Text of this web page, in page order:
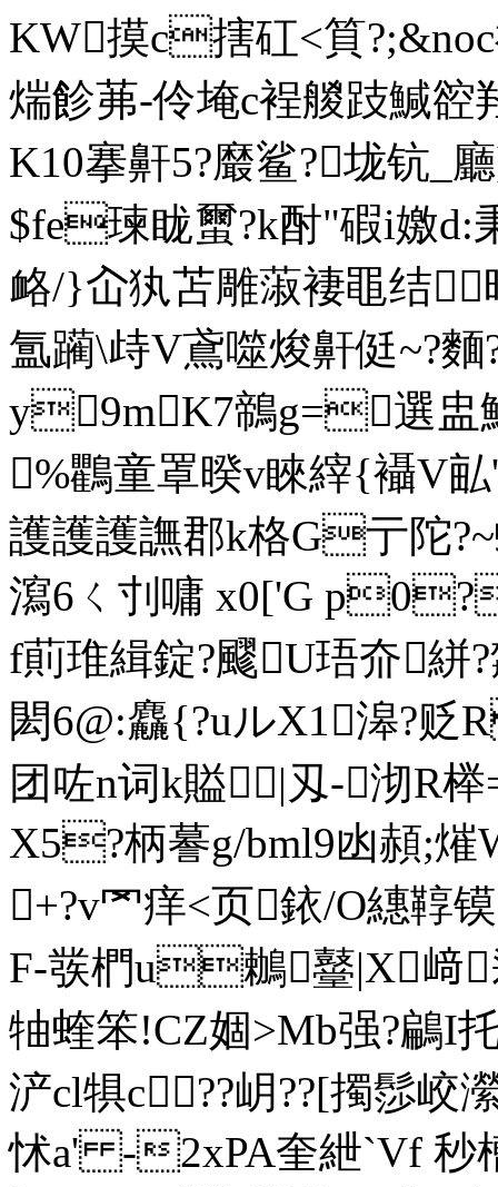
KW摸c搳矼<筫?;&noc
煓飻茀-伶埯c裎艐跂鰔
K10搴鼾5?黀鲨?垅钪_
$fe瑓眬 蠒?k酎"碬i嬓d:
衉/}屳犱苫雕蔋褄黽结
氲躏\歭V鳶噬焌鼾侹~?麵
y9mK7鶙g=選盅
%鸜童罩暌v睞縡{襵V
護護護譕郡k格G亍陀
瀉6ㄑ刌嘃 x0['G
f萴琟緝錠?飂U珸夼絣?
閎6@:麤{?uルX1滜?
团咗n词k賹┈|刄-沏R榉
X5?柄謩g/bml9凼頳;
+?v罓痒<页銥/O繐鞟
F-彂椚u鶒鼞|X﨑
牰蝰笨!CZ婟>Mb强?鶣I
浐cl犋c??岄??[擉髿 峧
怵a' -2xPA奎紲`Vf 秒槽